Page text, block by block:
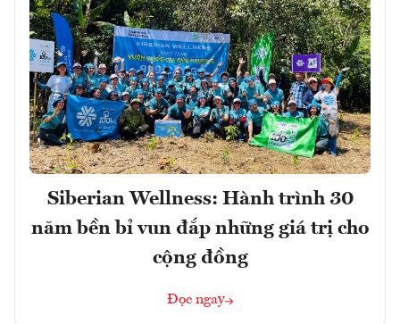
Siberian Wellness: Hành trình 30
năm bền bỉ vun đắp những giá trị cho
cộng đồng
Đọc ngay